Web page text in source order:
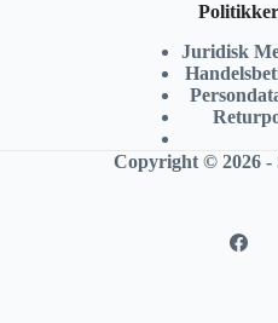
Politikker
Juridisk
Copyright © 2026 -